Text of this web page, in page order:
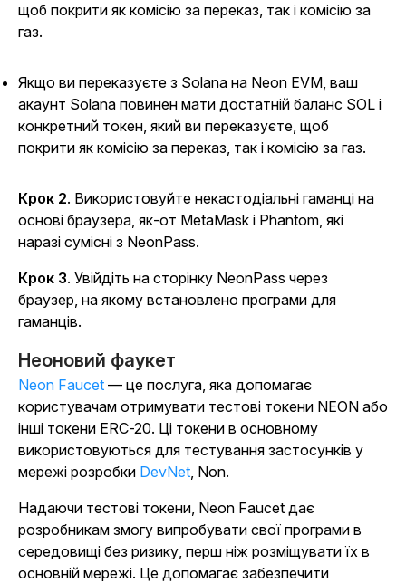
щоб покрити як комісію за переказ, так і комісію за
газ.
Якщо ви переказуєте з Solana на Neon EVM, ваш
акаунт Solana повинен мати достатній баланс SOL і
конкретний токен, який ви переказуєте, щоб
покрити як комісію за переказ, так і комісію за газ.
Крок 2. Використовуйте некастодіальні гаманці на
основі браузера, як-от MetaMask і Phantom, які
наразі сумісні з NeonPass.
Крок 3. Увійдіть на сторінку NeonPass через
браузер, на якому встановлено програми для
гаманців.
Неоновий фаукет
Neon Faucet — це послуга, яка допомагає
користувачам отримувати тестові токени NEON або
інші токени ERC-20. Ці токени в основному
використовуються для тестування застосунків у
мережі розробки DevNet, Non.
Надаючи тестові токени, Neon Faucet дає
розробникам змогу випробувати свої програми в
середовищі без ризику, перш ніж розміщувати їх в
основній мережі. Це допомагає забезпечити